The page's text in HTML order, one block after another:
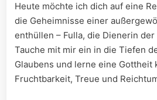
Heute möchte ich dich auf eine
die Geheimnisse einer
enthüllen ​– Fulla, die Dienerin
Tauche mit mir​ ein in⁢ die Tiefen
Glaubens und lerne eine Gottheit
Fruchtbarkeit, Treue und